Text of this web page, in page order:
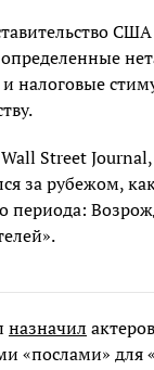
и налоговые
Street
за рубежом,
периода:
назначил
«послами» для